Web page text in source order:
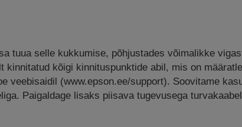
tuua selle kukkumise, põhjustades võimalikke
kõigi kinnituspunktide abil, mis on
veebisaidil (www.epson.ee/support). Soovitame
Paigaldage lisaks piisava tugevusega